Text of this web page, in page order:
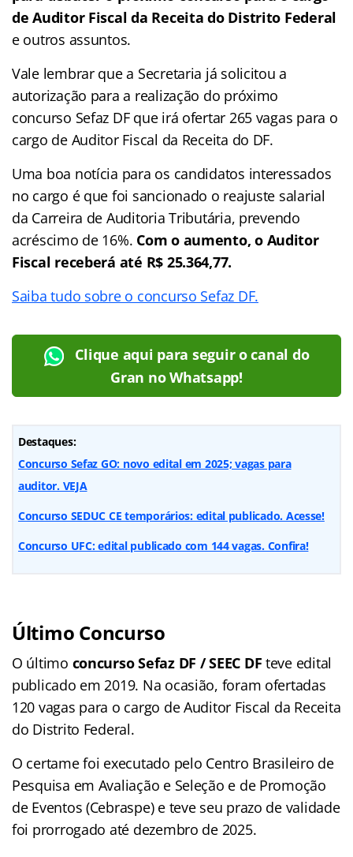
de Auditor Fiscal da Receita do Distrito Federal
e outros assuntos.
Vale lembrar que a Secretaria já solicitou a
autorização para a realização do próximo
concurso Sefaz DF que irá ofertar 265 vagas para o
cargo de Auditor Fiscal da Receita do DF.
Uma boa notícia para os candidatos interessados
no cargo é que foi sancionado o reajuste salarial
da Carreira de Auditoria Tributária, prevendo
acréscimo de 16%. Com o aumento, o Auditor
Fiscal receberá até R$ 25.364,77.
Saiba tudo sobre o concurso Sefaz DF.
Clique aqui para seguir o canal do
Gran no Whatsapp!
Destaques:
Concurso Sefaz GO: novo edital em 2025; vagas para
auditor. VEJA
Concurso SEDUC CE temporários: edital publicado. Acesse!
Concurso UFC: edital publicado com 144 vagas. Confira!
Último Concurso
O último concurso Sefaz DF / SEEC DF teve edital
publicado em 2019. Na ocasião, foram ofertadas
120 vagas para o cargo de Auditor Fiscal da Receita
do Distrito Federal.
O certame foi executado pelo Centro Brasileiro de
Pesquisa em Avaliação e Seleção e de Promoção
de Eventos (Cebraspe) e teve seu prazo de validade
foi prorrogado até dezembro de 2025.